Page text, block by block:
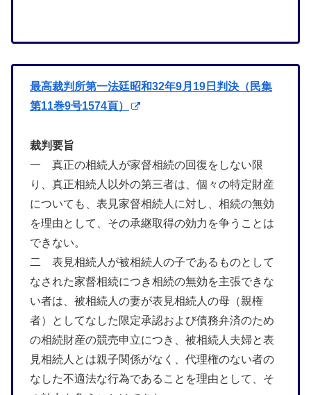
最高裁判所第一法廷昭和32年9月19日判決（民集
第11巻9号1574頁）
裁判要旨
一 真正の相続人が家督相続の回復をしない限
り、真正相続人以外の第三者は、個々の特定財産
についても、表見家督相続人に対し、相続の無効
を理由として、その承継取得の効力を争うことは
できない。
二 表見相続人が被相続人の子であるものとして
なされた家督相続につき相続の無効を主張できな
い者は、被相続人の妻が表見相続人の母（親権
者）としてなした限定承認および債務弁済のため
の相続財産の競売申立につき、被相続人夫婦と表
見相続人とは親子関係がなく、代理権のない者の
なした不適法な行為であることを理由として、そ